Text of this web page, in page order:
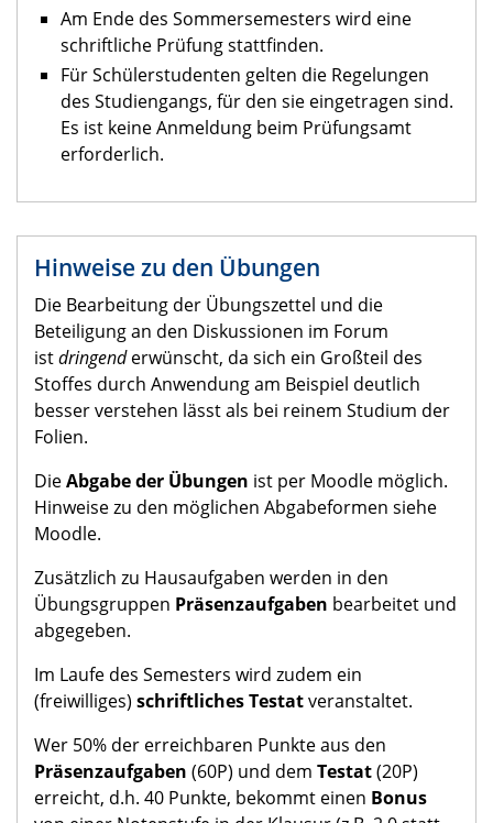
Am Ende des Sommersemesters wird eine
schriftliche Prüfung stattfinden.
Für Schülerstudenten gelten die Regelungen
des Studiengangs, für den sie eingetragen sind.
Es ist keine Anmeldung beim Prüfungsamt
erforderlich.
Hinweise zu den Übungen
Die Bearbeitung der Übungszettel und die
Beteiligung an den Diskussionen im Forum
istdringenderwünscht, da sich ein Großteil des
Stoffes durch Anwendung am Beispiel deutlich
besser verstehen lässt als bei reinem Studium der
Folien.
DieAbgabe der Übungen ist per Moodle möglich.
Hinweise zu den möglichen Abgabeformen siehe
Moodle.
Zusätzlich zu Hausaufgaben werden in den
Übungsgruppen Präsenzaufgaben bearbeitet und
abgegeben.
Im Laufe des Semesters wird zudem ein
(freiwilliges) schriftliches Testatveranstaltet.
Wer 50% der erreichbaren Punkte aus den
Präsenzaufgaben (60P) und dem Testat(20P)
erreicht, d.h. 40 Punkte, bekommt einen Bonus